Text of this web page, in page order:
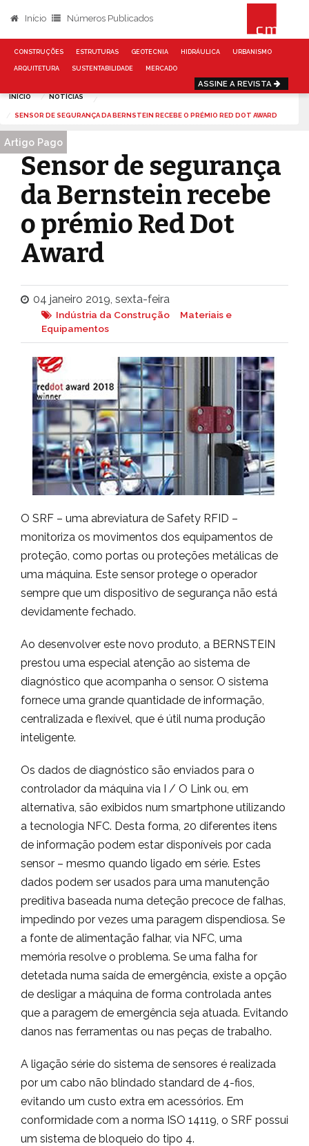
Início Números Publicados
CONSTRUÇÕES ESTRUTURAS GEOTECNIA HIDRÁULICA URBANISMO
ARQUITETURA SUSTENTABILIDADE MERCADO
ASSINE A REVISTA
INÍCIO NOTÍCIAS
SENSOR DE SEGURANÇA DA BERNSTEIN RECEBE O PRÉMIO RED DOT AWARD
Sensor de segurança
da Bernstein recebe
o prémio Red Dot
Award
Artigo Pago
04 janeiro 2019, sexta-feira
Indústria da Construção
Materiais e
Equipamentos
O SRF – uma abreviatura de Safety RFID –
monitoriza os movimentos dos equipamentos de
proteção, como portas ou proteções metálicas de
uma máquina. Este sensor protege o operador
sempre que um dispositivo de segurança não está
devidamente fechado.
Ao desenvolver este novo produto, a BERNSTEIN
prestou uma especial atenção ao sistema de
diagnóstico que acompanha o sensor. O sistema
fornece uma grande quantidade de informação,
centralizada e flexível, que é útil numa produção
inteligente.
Os dados de diagnóstico são enviados para o
controlador da máquina via I / O Link ou, em
alternativa, são exibidos num smartphone utilizando
a tecnologia NFC. Desta forma, 20 diferentes itens
de informação podem estar disponíveis por cada
sensor – mesmo quando ligado em série. Estes
dados podem ser usados para uma manutenção
preditiva baseada numa deteção precoce de falhas,
impedindo por vezes uma paragem dispendiosa. Se
a fonte de alimentação falhar, via NFC, uma
memória resolve o problema. Se uma falha for
detetada numa saída de emergência, existe a opção
de desligar a máquina de forma controlada antes
que a paragem de emergência seja atuada. Evitando
danos nas ferramentas ou nas peças de trabalho.
A ligação série do sistema de sensores é realizada
por um cabo não blindado standard de 4-fios,
evitando um custo extra em acessórios. Em
conformidade com a norma ISO 14119, o SRF possui
um sistema de bloqueio do tipo 4.